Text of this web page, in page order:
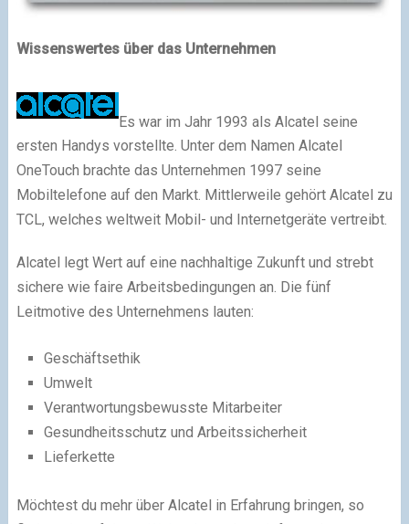
Wissenswertes über das Unternehmen
Es war im Jahr 1993 als Alcatel seine
ersten Handys vorstellte. Unter dem Namen Alcatel
OneTouch brachte das Unternehmen 1997 seine
Mobiltelefone auf den Markt. Mittlerweile gehört Alcatel zu
TCL, welches weltweit Mobil- und Internetgeräte vertreibt.
Alcatel legt Wert auf eine nachhaltige Zukunft und strebt
sichere wie faire Arbeitsbedingungen an. Die fünf
Leitmotive des Unternehmens lauten:
Geschäftsethik
Umwelt
Verantwortungsbewusste Mitarbeiter
Gesundheitsschutz und Arbeitssicherheit
Lieferkette
Möchtest du mehr über Alcatel in Erfahrung bringen, so